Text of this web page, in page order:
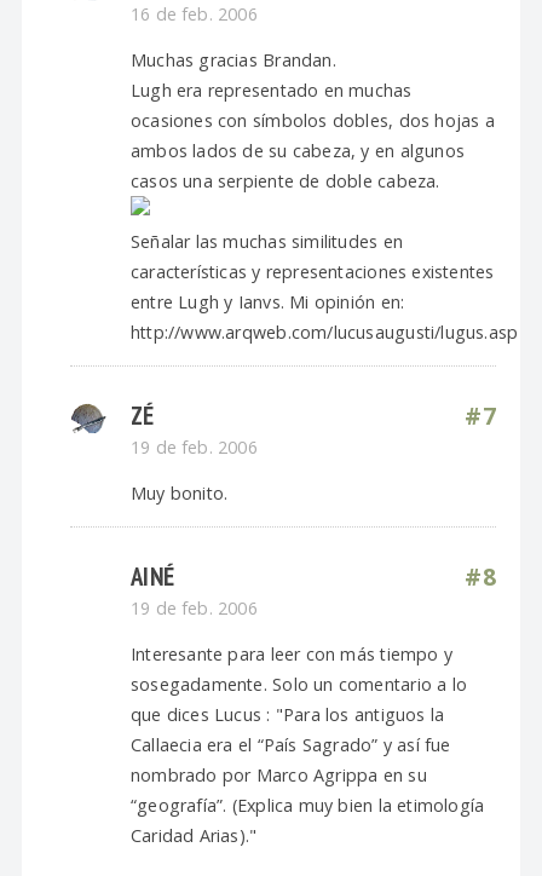
16 de feb. 2006
Muchas gracias Brandan.
Lugh era representado en muchas
ocasiones con símbolos dobles, dos hojas a
ambos lados de su cabeza, y en algunos
casos una serpiente de doble cabeza.
Señalar las muchas similitudes en
características y representaciones existentes
entre Lugh y Ianvs. Mi opinión en:
http://www.arqweb.com/lucusaugusti/lugus.asp
#7
ZÉ
19 de feb. 2006
Muy bonito.
#8
AINÉ
19 de feb. 2006
Interesante para leer con más tiempo y
sosegadamente. Solo un comentario a lo
que dices Lucus : "Para los antiguos la
Callaecia era el “País Sagrado” y así fue
nombrado por Marco Agrippa en su
“geografía”. (Explica muy bien la etimología
Caridad Arias)."